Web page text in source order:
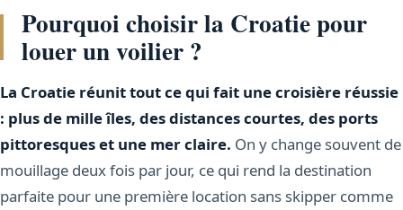
Pourquoi choisir la Croatie pour
louer un voilier ?
La Croatie réunit tout ce qui fait une croisière réussie
: plus de mille îles, des distances courtes, des ports
pittoresques et une mer claire. On y change souvent de
mouillage deux fois par jour, ce qui rend la destination
parfaite pour une première location sans skipper comme